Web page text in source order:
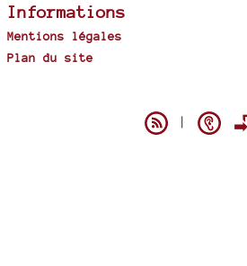
Informations
Mentions légales
Plan du site
|